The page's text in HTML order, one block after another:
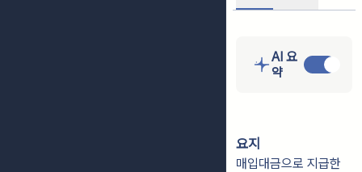
AI 요
약
요지
매입대금으로 지급한